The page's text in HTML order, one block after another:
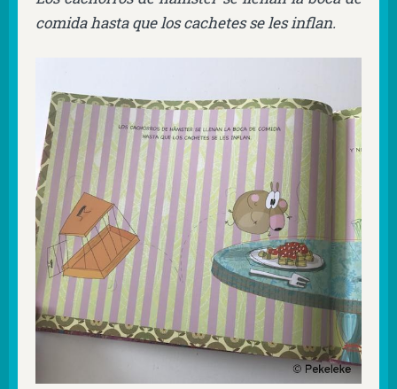
comida hasta que los cachetes se les inflan.